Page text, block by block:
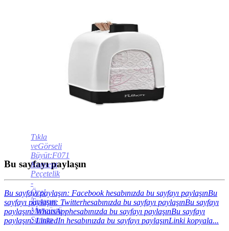
Tıkla
veGörseli
Büyüt:F071
Konsept
Peçetelik
-
Özel
Tasarım
Masaüstü
Sunum
Bu sayfayı paylaşın
Bu sayfayı paylaşın: Facebook hesabınızda bu sayfayı paylaşınBu
sayfayı paylaşın: Twitterhesabınızda bu sayfayı paylaşınBu sayfayı
paylaşın: WhatsApphesabınızda bu sayfayı paylaşınBu sayfayı
paylaşın: LinkedIn hesabınızda bu sayfayı paylaşınLinki kopyala...